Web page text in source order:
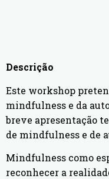
Descrição
Este workshop
mindfulness e da
breve apresentação
de mindfulness e de
Mindfulness como e
reconhecer a